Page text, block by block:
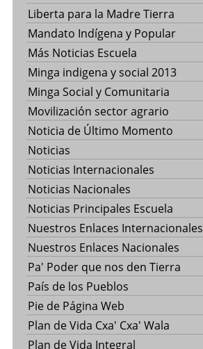
Liberta para la Madre Tierra
Mandato Indígena y Popular
Más Noticias Escuela
Minga indigena y social 2013
Minga Social y Comunitaria
Movilización sector agrario
Noticia de Último Momento
Noticias
Noticias Internacionales
Noticias Nacionales
Noticias Principales Escuela
Nuestros Enlaces Internacionales
Nuestros Enlaces Nacionales
Pa' Poder que nos den Tierra
País de los Pueblos
Pie de Página Web
Plan de Vida Cxa' Cxa' Wala
Plan de Vida Integral